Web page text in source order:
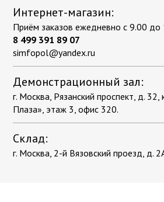
Интернет-магазин:
Приём заказов ежедневно с 9.00 до
8 499 391 89 07
simfopol@yandex.ru
Демонстрационный зал:
г. Москва, Рязанский проспект, д.
Плаза», этаж 3, офис 320.
Склад:
г. Москва, 2-й Вязовский проезд, д.